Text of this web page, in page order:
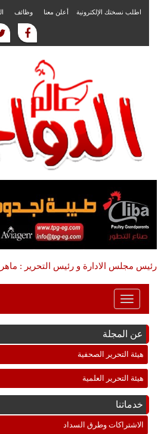
اطلب نسختك الإلكترونية أعلن معنا وظائف
رئيس مجلس الادارة و رئيس التحرير :
Toggle
Navigation
عن المجلة
هيئة التحرير الصحفية
هيئة التحرير العلمية
خدماتنا
الاشتراكات وطرق السداد